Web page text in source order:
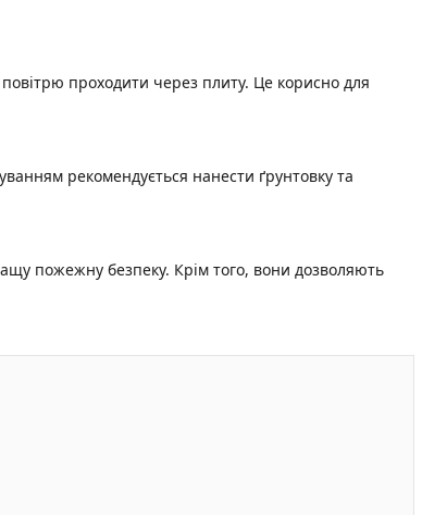
проходити через плиту. Це корисно для
рекомендується нанести ґрунтовку та
пожежну безпеку. Крім того, вони дозволяють